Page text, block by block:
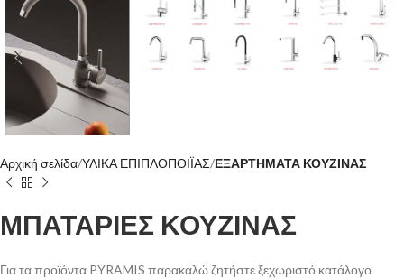
Αρχική σελίδα ΥΛΙΚΑ ΕΠΙΠΛΟΠΟΙΪΑΣ ΕΞΑΡΤΗΜΑΤΑ ΚΟΥΖΙΝΑΣ
ΜΠΑΤΑΡΙΕΣ ΚΟΥΖΙΝΑΣ
Για τα προϊόντα PYRAMIS παρακαλώ ζητήστε ξεχωριστό κατάλογο